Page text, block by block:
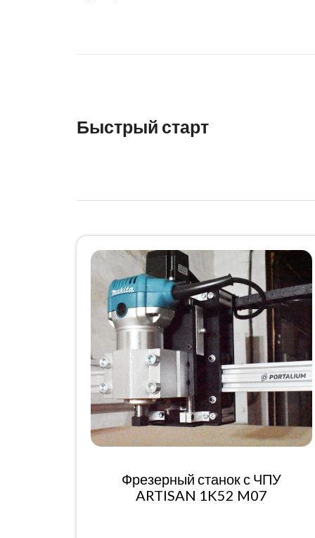
Быстрый старт
Фрезерный станок с ЧПУ
ARTISAN 1K52 M07